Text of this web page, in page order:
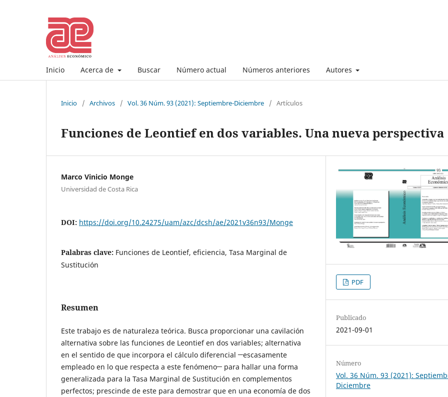
Inicio Acerca de Buscar Número actual Números anteriores Autores
Inicio / Archivos / Vol. 36 Núm. 93 (2021): Septiembre-Diciembre / Artículos
Funciones de Leontief en dos variables. Una nueva perspectiva
Marco Vinicio Monge
Universidad de Costa Rica
DOI: https://doi.org/10.24275/uam/azc/dcsh/ae/2021v36n93/Monge
Palabras clave: Funciones de Leontief, eficiencia, Tasa Marginal de
Sustitución
Resumen
Este trabajo es de naturaleza teórica. Busca proporcionar una cavilación
alternativa sobre las funciones de Leontief en dos variables; alternativa
en el sentido de que incorpora el cálculo diferencial ─escasamente
empleado en lo que respecta a este fenómeno─ para hallar una forma
generalizada para la Tasa Marginal de Sustitución en complementos
perfectos; prescinde de este para demostrar que en una economía de dos
PDF
Publicado
2021-09-01
Número
Vol. 36 Núm. 93 (2021):
Diciembre